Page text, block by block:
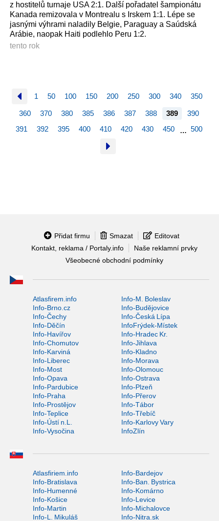
z hostitelů turnaje USA 2:1. Další pořadatel šampionátu
Kanada remizovala v Montrealu s Irskem 1:1. Lépe se
jasnými výhrami naladily Belgie, Paraguay a Saúdská
Arábie, naopak Haiti podlehlo Peru 1:2.
tento rok
1 50 100 150 200 250 300 340 350
360 370 380 385 386 387 388 389
390
391
392 395 400 410 420 430 450 … 500
Přidat firmu Smazat
Editovat
Kontakt, reklama / Portaly.info
Naše reklamní prvky
Všeobecné obchodní podmínky
Atlasfirem.info
Info-M. Boleslav
Info-Brno.cz
Info-Budějovice
Info-Čechy
Info-Česká Lípa
Info-Děčín
InfoFrýdek-Místek
Info-Havířov
Info-Hradec Kr.
Info-Chomutov
Info-Jihlava
Info-Karviná
Info-Kladno
Info-Liberec
Info-Morava
Info-Most
Info-Olomouc
Info-Opava
Info-Ostrava
Info-Pardubice
Info-Plzeň
Info-Praha
Info-Přerov
Info-Prostějov
Info-Tábor
Info-Teplice
Info-Třebíč
Info-Ústí n.L.
Info-Karlovy Vary
Info-Vysočina
InfoZlín
Atlasfiriem.info
Info-Bardejov
Info-Bratislava
Info-Ban. Bystrica
Info-Humenné
Info-Komárno
Info-Košice
Info-Levice
Info-Martin
Info-Michalovce
Info-L. Mikuláš
Info-Nitra.sk